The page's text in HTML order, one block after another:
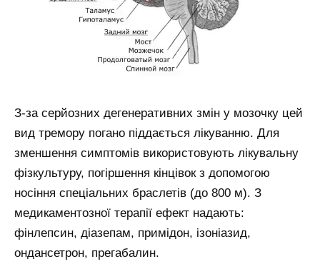
З-за серйозних дегенеративних змін у мозочку цей
вид тремору погано піддається лікуванню. Для
зменшення симптомів використовують лікувальну
фізкультуру, погіршення кінцівок з допомогою
носіння спеціальних браслетів (до 800 м). З
медикаментозної терапії ефект надають:
фінлепсин, діазепам, примідон, ізоніазид,
ондансетрон, прегабалин.